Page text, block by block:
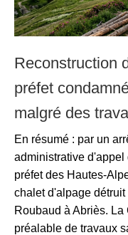
Reconstruction
préfet
malgré des
En résumé : par un
administrative
préfet des Hautes-
chalet d'alpage
Roubaud à Abriès.
préalable de travaux